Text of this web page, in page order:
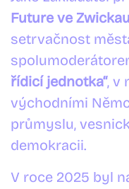
Future ve Zwickau
setrvačnost
řídicí jednotka“, v
východními
průmyslu,
demokracii.
V roce 2025 byl